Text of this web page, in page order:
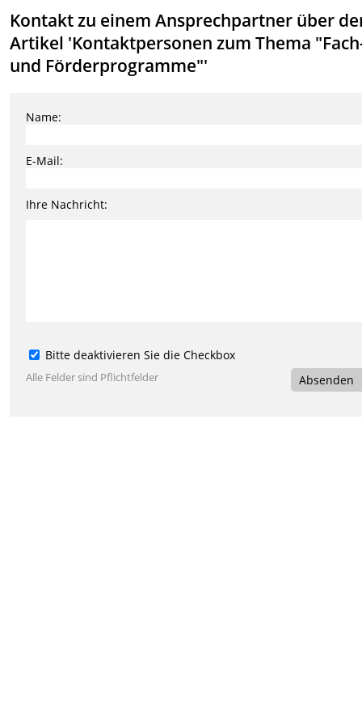
Kontakt zu einem Ansprechpartner über
Artikel 'Kontaktpersonen zum Thema
und Förderprogramme"'
Name:
E-Mail:
Ihre Nachricht:
Bitte deaktivieren Sie die Checkbox
Alle Felder sind Pflichtfelder Absenden